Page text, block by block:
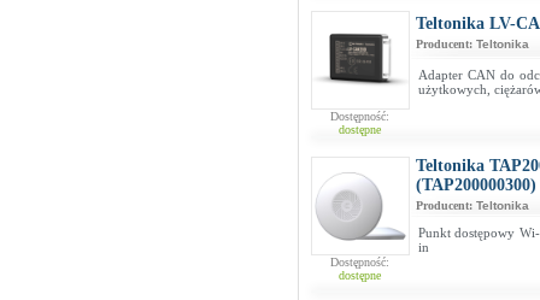
Dostępność:
dostępne
Teltonika LV-
Producent: Teltonika
Adapter CAN do
użytkowych,
Dostępność:
dostępne
Teltonika
(TAP200000300)
Producent: Teltonika
Punkt dostępowy
in